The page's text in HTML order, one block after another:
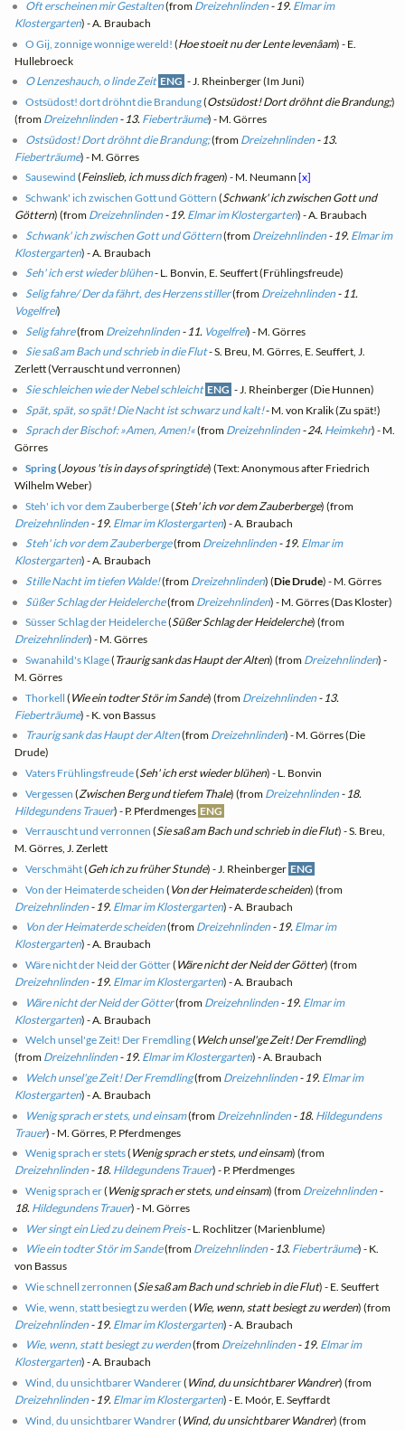
Oft erscheinen mir Gestalten(from Dreizehnlinden - 19. Elmar im
Klostergarten) - A. Braubach
O Gij, zonnige wonnige wereld! (Hoe stoeit nu der Lente levenâam) - E.
Hullebroeck
O Lenzeshauch, o linde Zeit ENG - J. Rheinberger (Im Juni)
Ostsüdost! dort dröhnt die Brandung(Ostsüdost! Dort dröhnt die Brandung;)
(from Dreizehnlinden - 13. Fieberträume) - M. Görres
Ostsüdost! Dort dröhnt die Brandung;(from Dreizehnlinden - 13.
Fieberträume) - M. Görres
Sausewind (Feinslieb, ich muss dich fragen) - M. Neumann[x]
Schwank' ich zwischen Gott und Göttern (Schwank' ich zwischen Gott und
Göttern) (from Dreizehnlinden - 19. Elmar im Klostergarten) - A. Braubach
Schwank' ich zwischen Gott und Göttern(from Dreizehnlinden - 19. Elmar im
Klostergarten) - A. Braubach
Seh' ich erst wieder blühen- L. Bonvin, E. Seuffert (Frühlingsfreude)
Selig fahre/ Der da fährt, des Herzens stiller(from Dreizehnlinden - 11.
Vogelfrei)
Selig fahre(from Dreizehnlinden - 11. Vogelfrei) - M. Görres
Sie saß am Bach und schrieb in die Flut- S. Breu, M. Görres, E. Seuffert, J.
Zerlett (Verrauscht und verronnen)
Sie schleichen wie der Nebel schleicht ENG - J. Rheinberger (Die Hunnen)
Spät, spät, so spät! Die Nacht ist schwarz und kalt!- M. von Kralik (Zu spät!)
Sprach der Bischof: »Amen, Amen!«(from Dreizehnlinden - 24. Heimkehr) - M.
Görres
Spring(Joyous 'tis in days of springtide) (Text: Anonymous after Friedrich
Wilhelm Weber)
Steh' ich vor dem Zauberberge(Steh' ich vor dem Zauberberge) (from
Dreizehnlinden - 19. Elmar im Klostergarten) - A. Braubach
Steh' ich vor dem Zauberberge(from Dreizehnlinden - 19. Elmar im
Klostergarten) - A. Braubach
Stille Nacht im tiefen Walde!(from Dreizehnlinden) (Die Drude) - M. Görres
Süßer Schlag der Heidelerche(from Dreizehnlinden) - M. Görres (Das Kloster)
Süsser Schlag der Heidelerche(Süßer Schlag der Heidelerche) (from
Dreizehnlinden) - M. Görres
Swanahild's Klage( Traurig sank das Haupt der Alten) (from Dreizehnlinden) -
M. Görres
Thorkell ( Wie ein todter Stör im Sande) (from Dreizehnlinden - 13.
Fieberträume) - K. von Bassus
Traurig sank das Haupt der Alten(from Dreizehnlinden) - M. Görres (Die
Drude)
Vaters Frühlingsfreude(Seh' ich erst wieder blühen) - L. Bonvin
Vergessen (Zwischen Berg und tiefem Thale) (from Dreizehnlinden - 18.
Hildegundens Trauer) - P. Pferdmenges ENG
Verrauscht und verronnen (Sie saß am Bach und schrieb in die Flut) - S. Breu,
M. Görres, J. Zerlett
Verschmäht(Geh ich zu früher Stunde) - J. Rheinberger ENG
Von der Heimaterde scheiden ( Von der Heimaterde scheiden) (from
Dreizehnlinden - 19. Elmar im Klostergarten) - A. Braubach
Von der Heimaterde scheiden(from Dreizehnlinden - 19. Elmar im
Klostergarten) - A. Braubach
Wäre nicht der Neid der Götter( Wäre nicht der Neid der Götter) (from
Dreizehnlinden - 19. Elmar im Klostergarten) - A. Braubach
Wäre nicht der Neid der Götter(from Dreizehnlinden - 19. Elmar im
Klostergarten) - A. Braubach
Welch unsel'ge Zeit! Der Fremdling( Welch unsel'ge Zeit! Der Fremdling)
(from Dreizehnlinden - 19. Elmar im Klostergarten) - A. Braubach
Welch unsel'ge Zeit! Der Fremdling(from Dreizehnlinden - 19. Elmar im
Klostergarten) - A. Braubach
Wenig sprach er stets, und einsam(from Dreizehnlinden - 18. Hildegundens
Trauer) - M. Görres, P. Pferdmenges
Wenig sprach er stets( Wenig sprach er stets, und einsam) (from
Dreizehnlinden - 18. Hildegundens Trauer) - P. Pferdmenges
Wenig sprach er( Wenig sprach er stets, und einsam) (from Dreizehnlinden -
18. Hildegundens Trauer) - M. Görres
Wer singt ein Lied zu deinem Preis- L. Rochlitzer (Marienblume)
Wie ein todter Stör im Sande(from Dreizehnlinden - 13. Fieberträume) - K.
von Bassus
Wie schnell zerronnen (Sie saß am Bach und schrieb in die Flut) - E. Seuffert
Wie, wenn, statt besiegt zu werden ( Wie, wenn, statt besiegt zu werden) (from
Dreizehnlinden - 19. Elmar im Klostergarten) - A. Braubach
Wie, wenn, statt besiegt zu werden(from Dreizehnlinden - 19. Elmar im
Klostergarten) - A. Braubach
Wind, du unsichtbarer Wanderer( Wind, du unsichtbarer Wandrer) (from
Dreizehnlinden - 19. Elmar im Klostergarten) - E. Moór, E. Seyffardt
Wind, du unsichtbarer Wandrer( Wind, du unsichtbarer Wandrer) (from